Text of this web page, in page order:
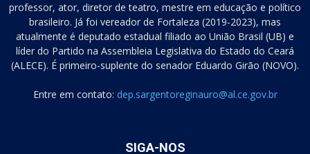
professor, ator, diretor de teatro, mestre em educação e político
brasileiro. Já foi vereador de Fortaleza (2019-2023), mas
atualmente é deputado estadual filiado ao União Brasil (UB) e
líder do Partido na Assembleia Legislativa do Estado do Ceará
(ALECE). É primeiro-suplente do senador Eduardo Girão (NOVO).
Entre em contato: dep.sargentoreginauro@al.ce.gov.br
SIGA-NOS